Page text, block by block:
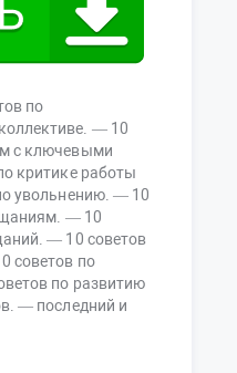
по
— 10
с ключевыми
критике работы
увольнению. — 10
— 10
— 10 советов
советов по
по развитию
— последний и